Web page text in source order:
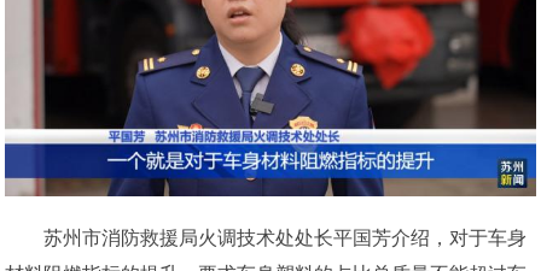
苏州市消防救援局火调技术处处长平国芳介绍，对于车身